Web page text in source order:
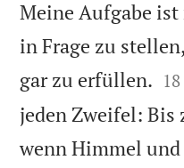
Meine Aufgabe
in Frage zu
gar zu erfüllen. 

18
jeden Zweifel: Bis
wenn Himmel